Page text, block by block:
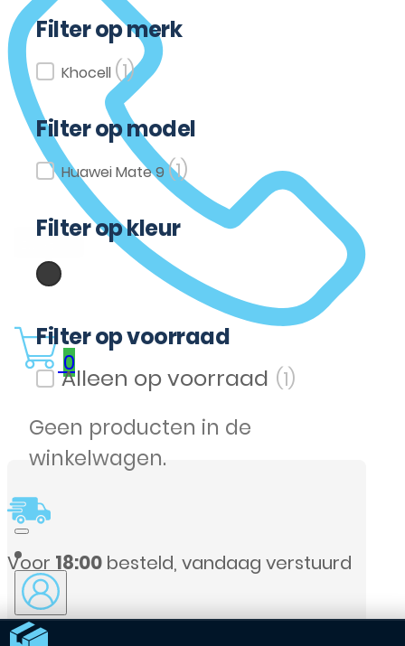
0
Geen producten in de
winkelwagen.
Filter op merk
Filter op merk
Khocell (1)
Filter op model
Filter op model
Huawei Mate 9 (1)
Filter op kleur
Filter op kleur
(1)
Filter op voorraad
Filter op voorraad (1)